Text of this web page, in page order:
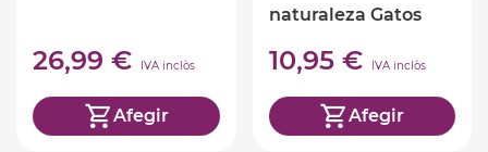
26,99 € IVA inclòs
Afegir
naturaleza Gatos
10,95 € IVA inclòs
Afegir